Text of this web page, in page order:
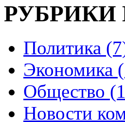
Политика
Экономика
Общество
Новости